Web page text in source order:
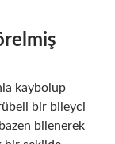
kaybolup
bir bileyci
bilenerek